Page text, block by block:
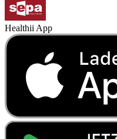
Healthii App